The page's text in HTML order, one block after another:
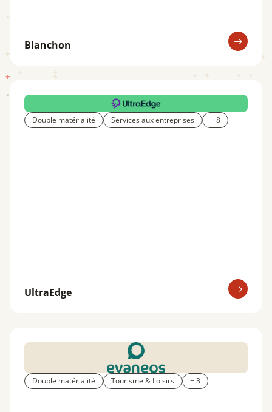
Blanchon
Double matérialité Services aux entreprises + 8
UltraEdge
Double matérialité Tourisme & Loisirs + 3